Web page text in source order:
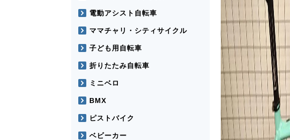
電動アシスト自転車
ママチャリ・シティサイクル
子ども用自転車
折りたたみ自転車
ミニベロ
BMX
ピストバイク
ベビーカー